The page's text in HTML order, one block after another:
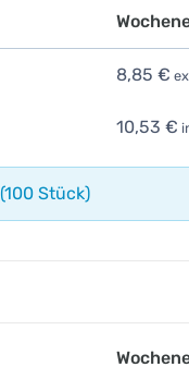
8,85 €
10,53 €
(100 Stück)